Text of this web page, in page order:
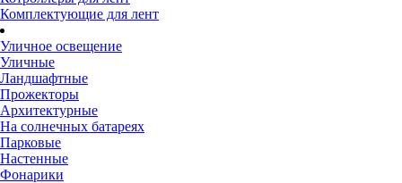
Комплектующие для лент
Уличное освещение
Уличные
Ландшафтные
Прожекторы
Архитектурные
На солнечных батареях
Парковые
Настенные
Фонарики